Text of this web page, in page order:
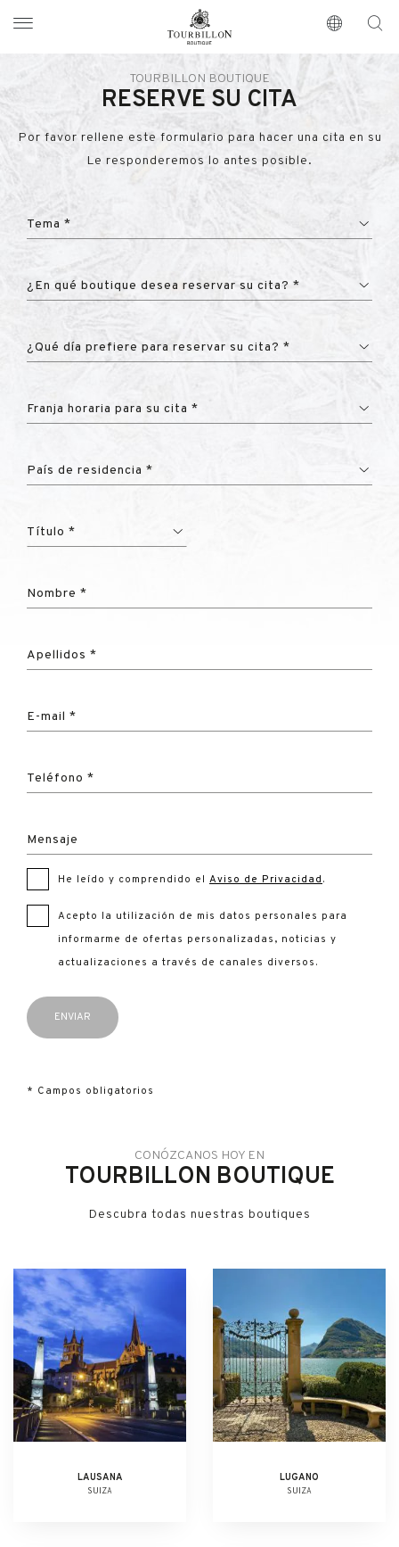
https://www.tourbillon.com/es
TOURBILLON BOUTIQUE
RESERVE SU CITA
Por favor rellene este formulario para hacer una cita en su
Le responderemos lo antes posible.
Tema *
¿En qué boutique desea reservar su cita? *
¿Qué día prefiere para reservar su cita? *
Franja horaria para su cita *
País de residencia *
Título *
Nombre *
Apellidos *
E-mail *
Teléfono *
Mensaje
He leído y comprendido el Aviso de Privacidad .
Acepto la utilización de mis datos personales para
informarme de ofertas personalizadas, noticias y
actualizaciones a través de canales diversos.
* Campos obligatorios
CONÓZCANOS HOY EN
TOURBILLON BOUTIQUE
Descubra todas nuestras boutiques
LAUSANA
SUIZA
LUGANO
SUIZA